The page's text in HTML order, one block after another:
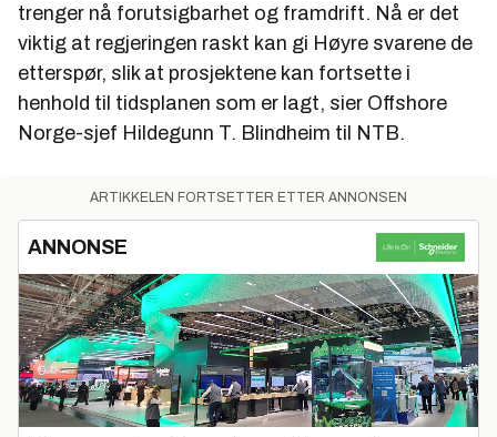
trenger nå forutsigbarhet og framdrift. Nå er det
viktig at regjeringen raskt kan gi Høyre svarene de
etterspør, slik at prosjektene kan fortsette i
henhold til tidsplanen som er lagt, sier Offshore
Norge-sjef Hildegunn T. Blindheim til NTB.
ARTIKKELEN FORTSETTER ETTER ANNONSEN
ANNONSE